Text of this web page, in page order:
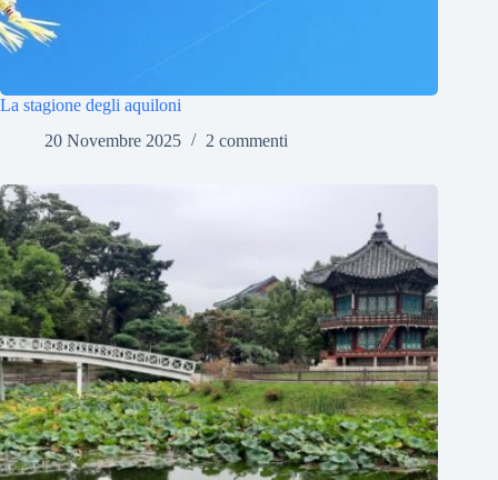
La stagione degli aquiloni
20 Novembre 2025
2 commenti